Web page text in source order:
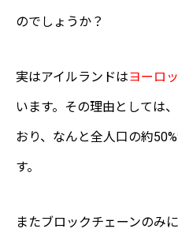
のでしょうか？
実はアイルランドはヨーロ
います。その理由としては
おり、なんと全人口の約
す。
またブロックチェーンのみ